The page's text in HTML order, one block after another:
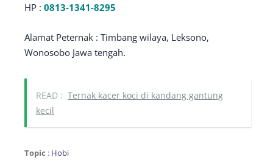
HP : 0813-1341-8295
Alamat Peternak : Timbang wilaya, Leksono,
Wonosobo Jawa tengah.
READ : Ternak kacer koci di kandang gantung
kecil
Topic : Hobi